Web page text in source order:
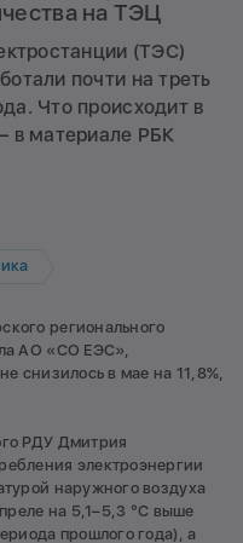
на ТЭЦ
(ТЭС)
почти на треть
Что происходит в
в материале РБК
регионального
АО «СО ЕЭС»,
снизилось в мае на 11,8%,
РДУ Дмитрия
электроэнергии
наружного воздуха
на 5,1–5,3 °С выше
прошлого года), а